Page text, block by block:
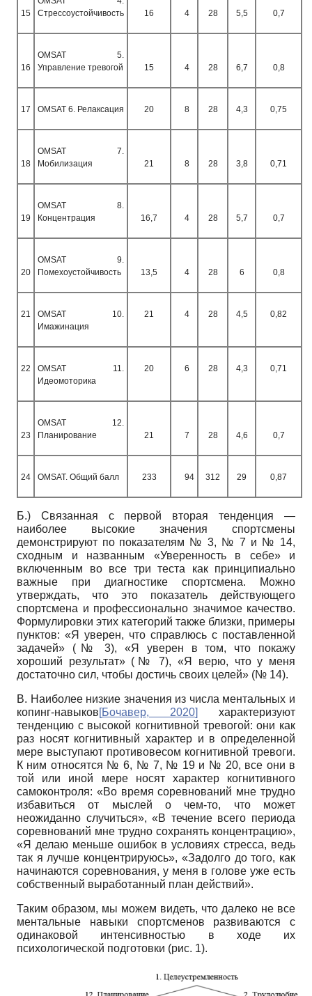
15
Стрессоустойчивость
16 4 28 5,5 0,7
16
OMSAT 5.
Управление тревогой
15 4 28 6,7 0,8
17 OMSAT 6. Релаксация 20 8 28 4,3 0,75
18
OMSAT 7.
Мобилизация
21 8 28 3,8 0,71
19
OMSAT 8.
Концентрация
16,7 4 28 5,7 0,7
20
OMSAT 9.
Помехоустойчивость
13,5 4 28 6 0,8
21 OMSAT 10.
Имажинация
21 4 28 4,5 0,82
22 OMSAT 11.
Идеомоторика
20 6 28 4,3 0,71
23
OMSAT 12.
Планирование
21 7 28 4,6 0,7
24 OMSAT. Общий балл 233 94 312 29 0,87
Б.) Связанная с первой вторая тенденция —
наиболее высокие значения спортсмены
демонстрируют по показателям № 3, № 7 и № 14,
сходным и названным «Уверенность в себе» и
включенным во все три теста как принципиально
важные при диагностике спортсмена. Можно
утверждать, что это показатель действующего
спортсмена и профессионально значимое качество.
Формулировки этих категорий также близки, примеры
пунктов: «Я уверен, что справлюсь с поставленной
задачей» (№ 3), «Я уверен в том, что покажу
хороший результат» (№ 7), «Я верю, что у меня
достаточно сил, чтобы достичь своих целей» (№ 14).
В. Наиболее низкие значения из числа ментальных и
копинг-навыков[Бочавер, 2020]
характеризуют
тенденцию с высокой когнитивной тревогой: они как
раз носят когнитивный характер и в определенной
мере выступают противовесом когнитивной тревоги.
К ним относятся № 6, № 7, № 19 и № 20, все они в
той или иной мере носят характер когнитивного
самоконтроля: «Во время соревнований мне трудно
избавиться от мыслей о чем-то, что может
неожиданно случиться», «В течение всего периода
соревнований мне трудно сохранять концентрацию»,
«Я делаю меньше ошибок в условиях стресса, ведь
так я лучше концентрируюсь», «Задолго до того, как
начинаются соревнования, у меня в голове уже есть
собственный выработанный план действий».
Таким образом, мы можем видеть, что далеко не все
ментальные навыки спортсменов развиваются с
одинаковой интенсивностью в ходе их
психологической подготовки (рис. 1).